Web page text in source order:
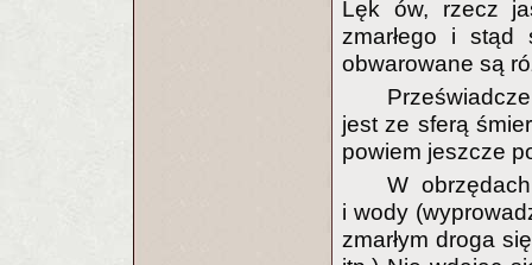
Lęk ów, rzecz
zmarłego i stąd
obwarowane są
jest ze sferą
powiem jeszcze
W
i wody
zmarłym droga